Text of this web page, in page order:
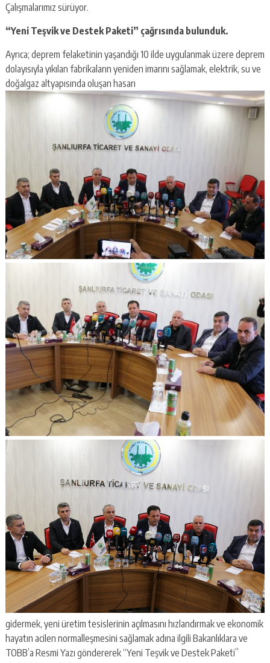
Çalışmalarımız sürüyor.
“Yeni Teşvik ve Destek Paketi” çağrısında bulunduk.
Ayrıca; deprem felaketinin yaşandığı 10 ilde uygulanmak üzere deprem
dolayısıyla yıkılan fabrikaların yeniden imarını sağlamak, elektrik, su ve
doğalgaz altyapısında oluşan hasarı
gidermek, yeni üretim tesislerinin açılmasını hızlandırmak ve ekonomik
hayatın acilen normalleşmesini sağlamak adına ilgili Bakanlıklara ve
TOBB’a Resmi Yazı göndererek “Yeni Teşvik ve Destek Paketi”